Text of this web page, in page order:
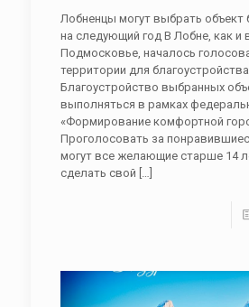
Лобненцы могут выбрать объект
на следующий год В Лобне, как и
Подмосковье, началось
территории для
Благоустройство выбранных
выполняться в рамках
«Формирование комфортной
Проголосовать за
могут все желающие старше 14
сделать свой […]